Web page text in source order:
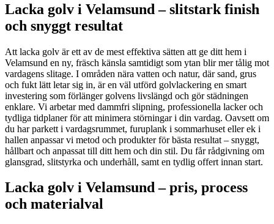
Lacka golv i Velamsund – slitstark finish
och snyggt resultat
Att lacka golv är ett av de mest effektiva sätten att ge ditt hem i
Velamsund en ny, fräsch känsla samtidigt som ytan blir mer tålig mot
vardagens slitage. I områden nära vatten och natur, där sand, grus
och fukt lätt letar sig in, är en väl utförd golvlackering en smart
investering som förlänger golvens livslängd och gör städningen
enklare. Vi arbetar med dammfri slipning, professionella lacker och
tydliga tidplaner för att minimera störningar i din vardag. Oavsett om
du har parkett i vardagsrummet, furuplank i sommarhuset eller ek i
hallen anpassar vi metod och produkter för bästa resultat – snyggt,
hållbart och anpassat till ditt hem och din stil. Du får rådgivning om
glansgrad, slitstyrka och underhåll, samt en tydlig offert innan start.
Lacka golv i Velamsund – pris, process
och materialval